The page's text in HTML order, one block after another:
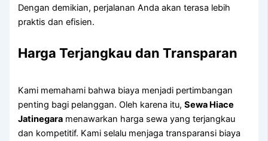
Dengan demikian, perjalanan Anda akan terasa lebih
praktis dan efisien.
Harga Terjangkau dan Transparan
Kami memahami bahwa biaya menjadi pertimbangan
penting bagi pelanggan. Oleh karena itu,Sewa Hiace
Jatinegara menawarkan harga sewa yang terjangkau
dan kompetitif. Kami selalu menjaga transparansi biaya